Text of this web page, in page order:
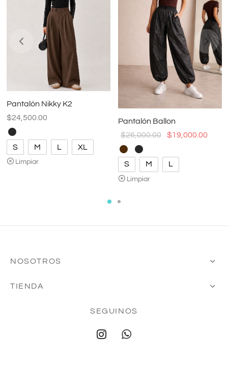
Pantalón Nikky K2
$24,500.00
S M L XL
Limpiar
Pantalón Ballon
$26,000.00
El precio
era:
$26,000.00.
$19,000.00
S M L
Limpiar
NOSOTROS
TIENDA
SEGUINOS